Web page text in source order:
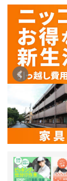
東海エリア
愛知県
三重県
岐阜県
静岡県
関西エリア
滋賀県
京都府
奈良県
和歌山県
関東エリア
群馬県
埼玉県
千葉県